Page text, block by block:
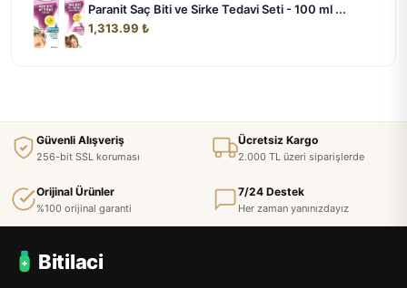
Paranit Saç Biti ve Sirke Tedavi Seti - 100 ml ...
1,313.99 ₺
Güvenli Alışveriş
256-bit SSL koruması
Ücretsiz Kargo
2.000 TL üzeri siparişlerde
Orijinal Ürünler
%100 orijinal garanti
7/24 Destek
Her zaman yanınızdayız
Bitilaci